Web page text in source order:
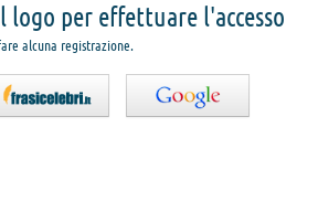
logo per effettuare l'accesso
alcuna registrazione.